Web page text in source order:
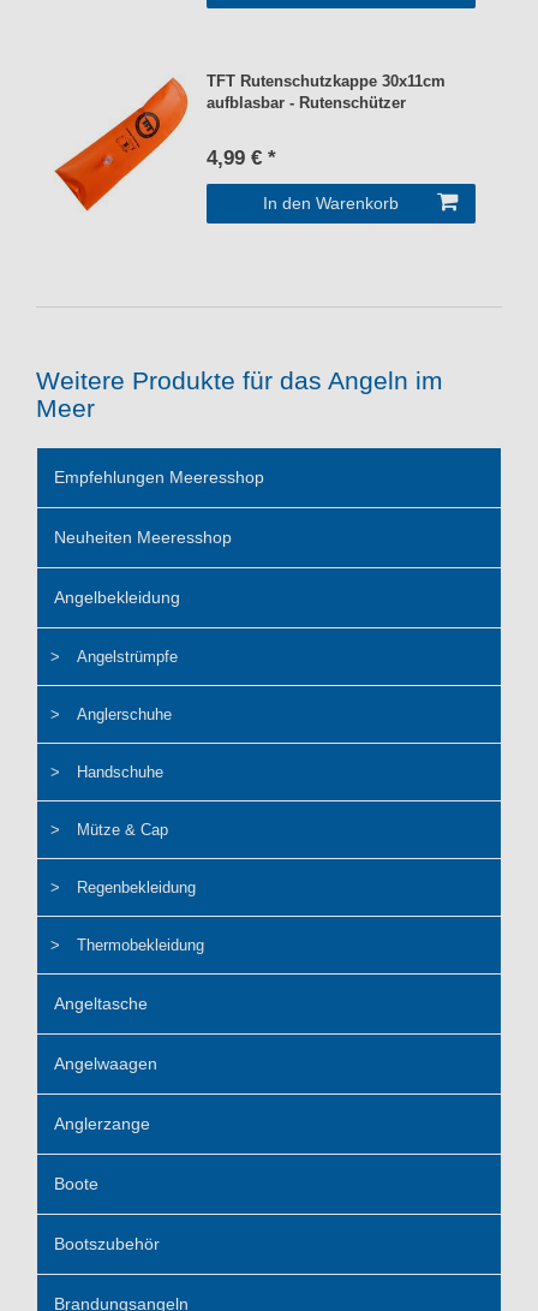
TFT Rutenschutzkappe 30x11cm
aufblasbar - Rutenschützer
4,99 € *
In den Warenkorb
Weitere Produkte für das Angeln im
Meer
Empfehlungen Meeresshop
Neuheiten Meeresshop
Angelbekleidung
Angelstrümpfe
Anglerschuhe
Handschuhe
Mütze & Cap
Regenbekleidung
Thermobekleidung
Angeltasche
Angelwaagen
Anglerzange
Boote
Bootszubehör
Brandungsangeln